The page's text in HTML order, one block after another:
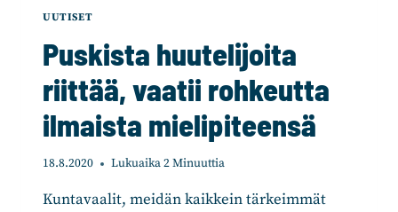
UUTISET
Puskista huutelijoita
riittää, vaatii rohkeutta
ilmaista mielipiteensä
18.8.2020 Lukuaika2Minuuttia
Kuntavaalit, meidän kaikkein tärkeimmät